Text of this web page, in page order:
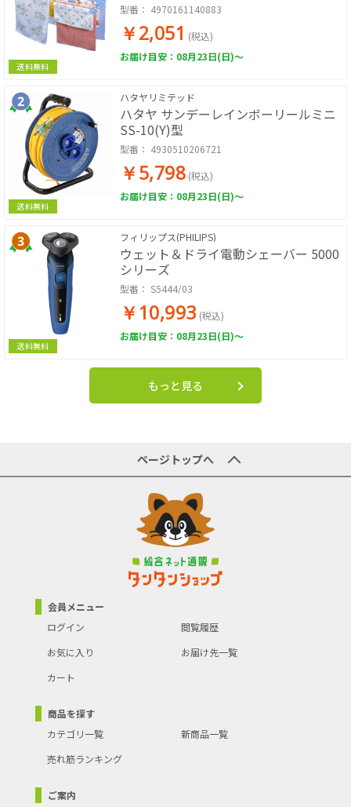
送料無料
型番： 4970161140883
￥2,051 (税込)
お届け目安：08月23日(日)～
送料無料
ハタヤリミテッド
ハタヤ サンデーレインボーリールミニ
SS-10(Y)型
型番： 4930510206721
￥5,798 (税込)
お届け目安：08月23日(日)～
送料無料
フィリップス(PHILIPS)
ウェット＆ドライ電動シェーバー 5000
シリーズ
型番： S5444/03
￥10,993 (税込)
お届け目安：08月23日(日)～
もっと見る
ページトップへ
会員メニュー
ログイン
閲覧履歴
お気に入り
お届け先一覧
カート
商品を探す
カテゴリ一覧
新商品一覧
売れ筋ランキング
ご案内